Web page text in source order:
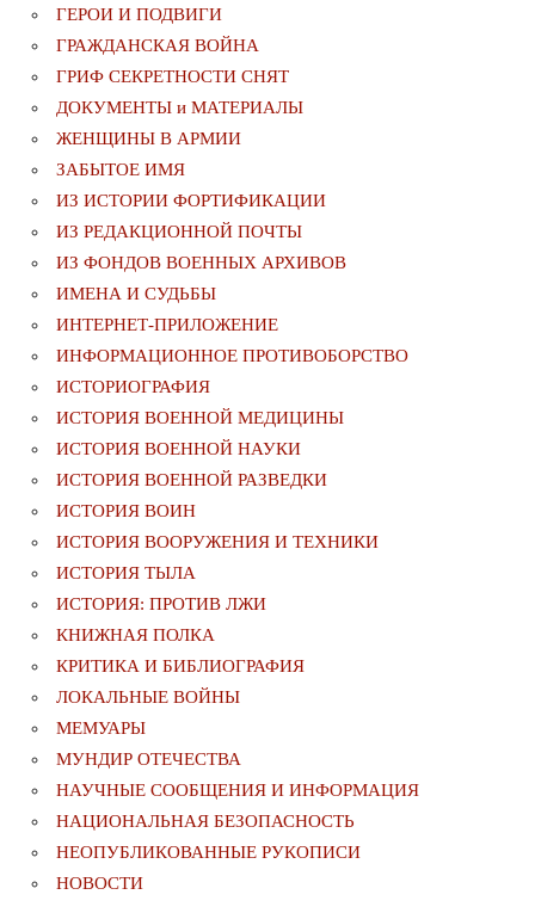
ГЕРОИ И ПОДВИГИ
ГРАЖДАНСКАЯ ВОЙНА
ГРИФ СЕКРЕТНОСТИ СНЯТ
ДОКУМЕНТЫ и МАТЕРИАЛЫ
ЖЕНЩИНЫ В АРМИИ
ЗАБЫТОЕ ИМЯ
ИЗ ИСТОРИИ ФОРТИФИКАЦИИ
ИЗ РЕДАКЦИОННОЙ ПОЧТЫ
ИЗ ФОНДОВ ВОЕННЫХ АРХИВОВ
ИМЕНА И СУДЬБЫ
ИНТЕРНЕТ-ПРИЛОЖЕНИЕ
ИНФОРМАЦИОННОЕ ПРОТИВОБОРСТВО
ИСТОРИОГРАФИЯ
ИСТОРИЯ ВОЕННОЙ МЕДИЦИНЫ
ИСТОРИЯ ВОЕННОЙ НАУКИ
ИСТОРИЯ ВОЕННОЙ РАЗВЕДКИ
ИСТОРИЯ ВОИН
ИСТОРИЯ ВООРУЖЕНИЯ И ТЕХНИКИ
ИСТОРИЯ ТЫЛА
ИСТОРИЯ: ПРОТИВ ЛЖИ
КНИЖНАЯ ПОЛКА
КРИТИКА И БИБЛИОГРАФИЯ
ЛОКАЛЬНЫЕ ВОЙНЫ
МЕМУАРЫ
МУНДИР ОТЕЧЕСТВА
НАУЧНЫЕ СООБЩЕНИЯ И ИНФОРМАЦИЯ
НАЦИОНАЛЬНАЯ БЕЗОПАСНОСТЬ
НЕОПУБЛИКОВАННЫЕ РУКОПИСИ
НОВОСТИ